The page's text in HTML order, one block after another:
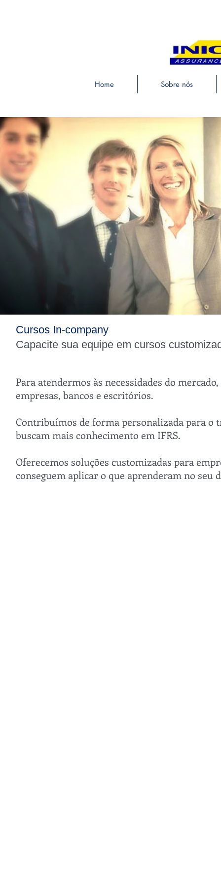
Home Sobre nós
Cursos In-company
Capacite sua equipe em cursos
Para atendermos às necessidades do
empresas, bancos e escritórios.
Contribuímos de forma personalizada para o
buscam mais conhecimento em IFRS.
Oferecemos soluções customizadas para
conseguem aplicar o que aprenderam no seu